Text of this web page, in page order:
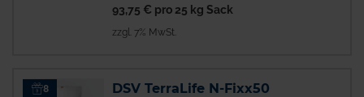
93,75 € pro 25 kg Sack
zzgl. 7% MwSt.
8 DSV TerraLife N-Fixx50